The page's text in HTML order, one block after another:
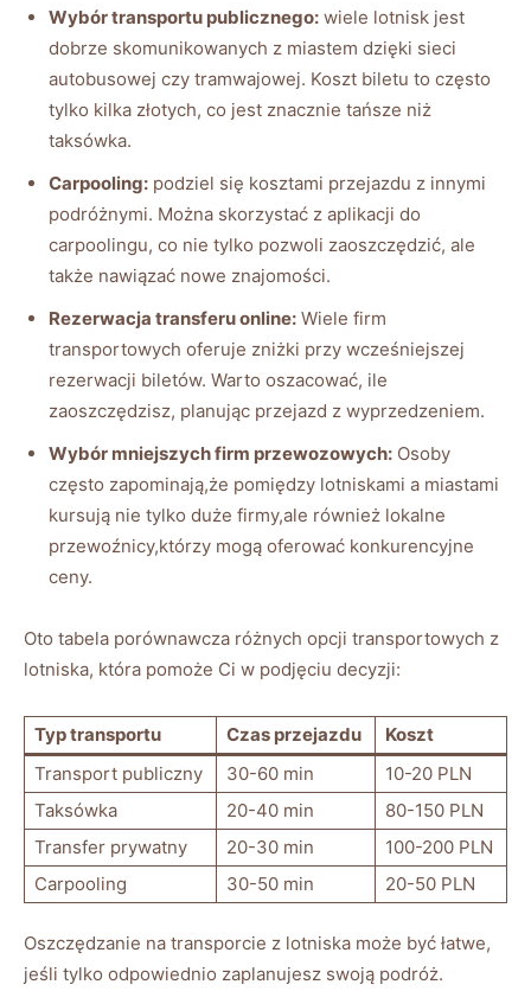
Wybór transportu publicznego: wiele lotnisk jest
dobrze skomunikowanych z miastem dzięki sieci
autobusowej czy tramwajowej. Koszt biletu to często
tylko kilka złotych, co jest znacznie tańsze niż
taksówka.
Carpooling: podziel się kosztami przejazdu z innymi
podróżnymi. Można skorzystać z aplikacji do
carpoolingu, co nie tylko pozwoli zaoszczędzić, ale
także nawiązać nowe znajomości.
Rezerwacja transferu online: Wiele firm
transportowych oferuje zniżki przy wcześniejszej
rezerwacji biletów. Warto oszacować, ile
zaoszczędzisz, planując przejazd z wyprzedzeniem.
Wybór mniejszych firm przewozowych: Osoby
często zapominają,że pomiędzy lotniskami a miastami
kursują nie tylko duże firmy,ale również lokalne
przewoźnicy,którzy mogą oferować konkurencyjne
ceny.
Oto tabela porównawcza różnych opcji transportowych z
lotniska, która pomoże Ci w podjęciu decyzji:
Typ transportu Czas przejazdu
Koszt
Transport publiczny
30-60 min
10-20 PLN
Taksówka
20-40 min
80-150 PLN
Transfer prywatny
20-30 min
100-200 PLN
Carpooling
30-50 min 20-50 PLN
Oszczędzanie na transporcie z lotniska może być łatwe,
jeśli tylko odpowiednio zaplanujesz swoją podróż.